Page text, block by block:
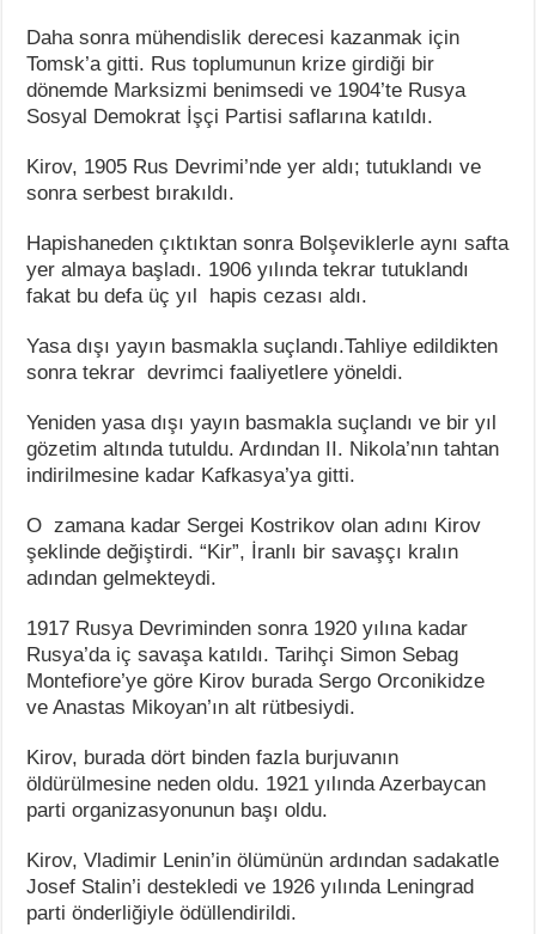
Daha sonra mühendislik derecesi kazanmak için
Tomsk’a gitti. Rus toplumunun krize girdiği bir
dönemde Marksizmi benimsedi ve 1904’te Rusya
Sosyal Demokrat İşçi Partisi saflarına katıldı.
Kirov, 1905 Rus Devrimi’nde yer aldı; tutuklandı ve
sonra serbest bırakıldı.
Hapishaneden çıktıktan sonra Bolşeviklerle aynı safta
yer almaya başladı. 1906 yılında tekrar tutuklandı
fakat bu defa üç yıl hapis cezası aldı.
Yasa dışı yayın basmakla suçlandı.Tahliye edildikten
sonra tekrar devrimci faaliyetlere yöneldi.
Yeniden yasa dışı yayın basmakla suçlandı ve bir yıl
gözetim altında tutuldu. Ardından II. Nikola’nın tahtan
indirilmesine kadar Kafkasya’ya gitti.
O zamana kadar Sergei Kostrikov olan adını Kirov
şeklinde değiştirdi. “Kir”, İranlı bir savaşçı kralın
adından gelmekteydi.
1917 Rusya Devriminden sonra 1920 yılına kadar
Rusya’da iç savaşa katıldı. Tarihçi Simon Sebag
Montefiore’ye göre Kirov burada Sergo Orconikidze
ve Anastas Mikoyan’ın alt rütbesiydi.
Kirov, burada dört binden fazla burjuvanın
öldürülmesine neden oldu. 1921 yılında Azerbaycan
parti organizasyonunun başı oldu.
Kirov, Vladimir Lenin’in ölümünün ardından sadakatle
Josef Stalin’i destekledi ve 1926 yılında Leningrad
parti önderliğiyle ödüllendirildi.